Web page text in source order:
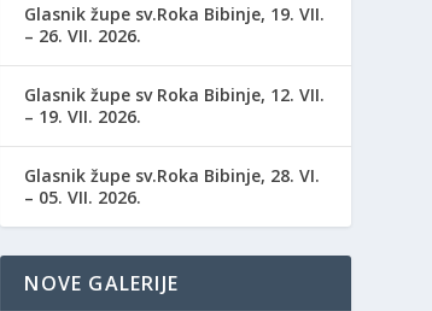
Glasnik župe sv.Roka Bibinje, 19. VII.
– 26. VII. 2026.
Glasnik župe sv Roka Bibinje, 12. VII.
– 19. VII. 2026.
Glasnik župe sv.Roka Bibinje, 28. VI.
– 05. VII. 2026.
NOVE GALERIJE